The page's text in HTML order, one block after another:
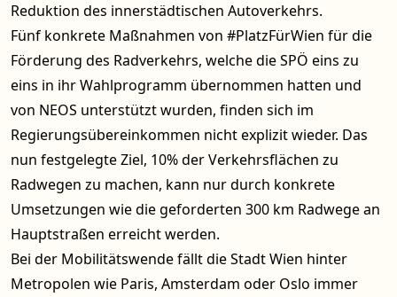
Reduktion des innerstädtischen Autoverkehrs.
Fünf konkrete Maßnahmen von #PlatzFürWien für die
Förderung des Radverkehrs, welche die SPÖ eins zu
eins in ihr Wahlprogramm übernommen hatten und
von NEOS unterstützt wurden, finden sich im
Regierungsübereinkommen nicht explizit wieder. Das
nun festgelegte Ziel, 10% der Verkehrsflächen zu
Radwegen zu machen, kann nur durch konkrete
Umsetzungen wie die geforderten 300 km Radwege an
Hauptstraßen erreicht werden.
Bei der Mobilitätswende fällt die Stadt Wien hinter
Metropolen wie Paris, Amsterdam oder Oslo immer